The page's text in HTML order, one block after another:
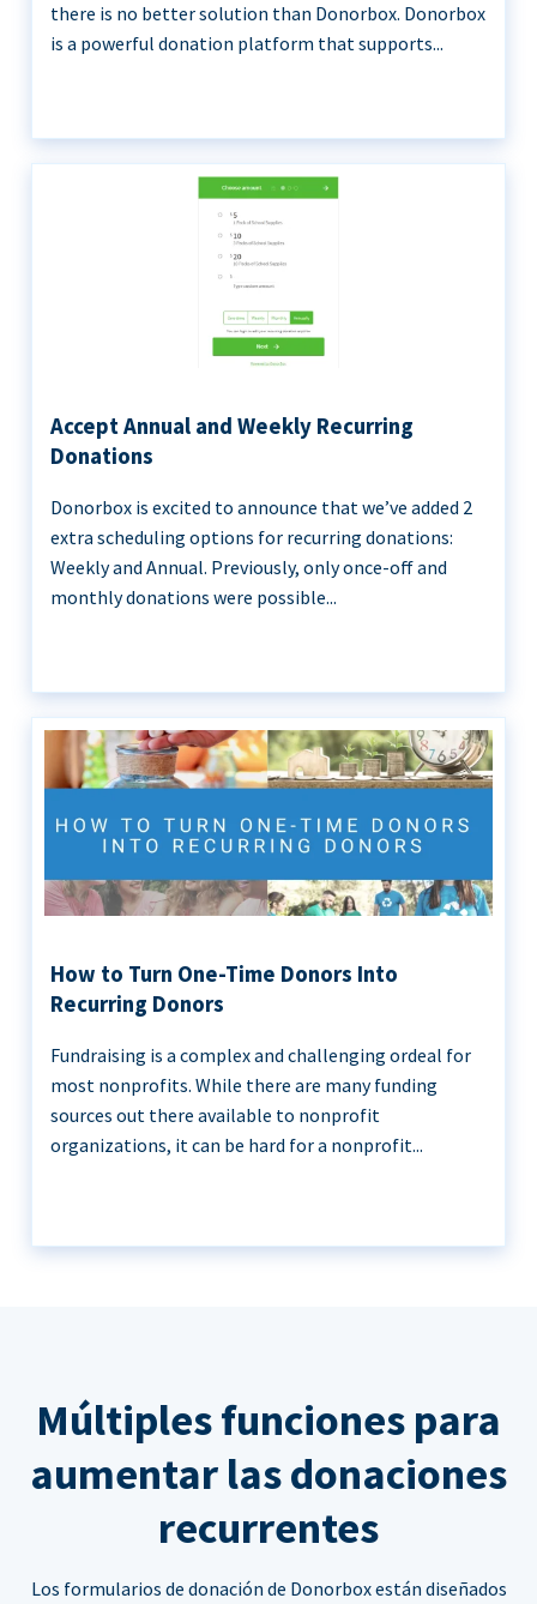
there is no better solution than Donorbox. Donorbox
is a powerful donation platform that supports...
Accept Annual and Weekly Recurring
Donations
Donorbox is excited to announce that we’ve added 2
extra scheduling options for recurring donations:
Weekly and Annual. Previously, only once-off and
monthly donations were possible...
How to Turn One-Time Donors Into
Recurring Donors
Fundraising is a complex and challenging ordeal for
most nonprofits. While there are many funding
sources out there available to nonprofit
organizations, it can be hard for a nonprofit...
Múltiples funciones para
aumentar las donaciones
recurrentes
Los formularios de donación de Donorbox están diseñados